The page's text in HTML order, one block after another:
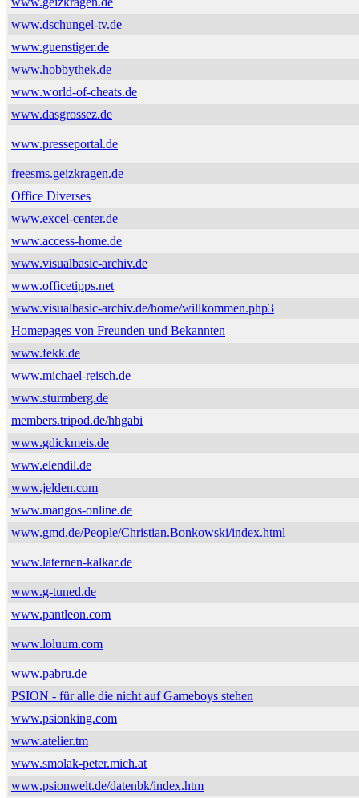
www.dschungel-tv.de
www.guenstiger.de
www.hobbythek.de
www.world-of-cheats.de
www.dasgrossez.de
www.presseportal.de
freesms.geizkragen.de
Office Diverses
www.excel-center.de
www.access-home.de
www.visualbasic-archiv.de
www.officetipps.net
www.visualbasic-archiv.de/home/willkommen.php3
Homepages von Freunden und Bekannten
www.fekk.de
www.michael-reisch.de
www.sturmberg.de
members.tripod.de/hhgabi
www.gdickmeis.de
www.elendil.de
www.jelden.com
www.mangos-online.de
www.gmd.de/People/Christian.Bonkowski/index.html
www.laternen-kalkar.de
www.g-tuned.de
www.pantleon.com
www.loluum.com
www.pabru.de
PSION - für alle die nicht auf Gameboys stehen
www.psionking.com
www.atelier.tm
www.smolak-peter.mich.at
www.psionwelt.de/datenbk/index.htm